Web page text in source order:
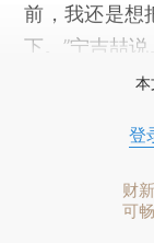
前，我还是想
下。”宁吉喆说
本
登
财
可